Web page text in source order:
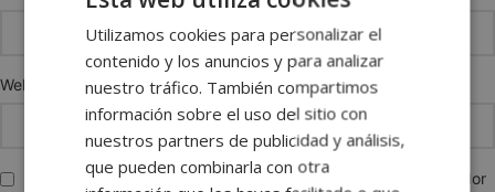
Web
Guarda mi nombre, correo electrónico y web en este navegador
SPANISH
ENGLISH
GERMAN
Utilizamos cookies para personalizar el
contenido y los anuncios y para analizar
nuestro tráfico. También compartimos
información sobre el uso del sitio con
nuestros partners de publicidad y análisis,
que pueden combinarla con otra